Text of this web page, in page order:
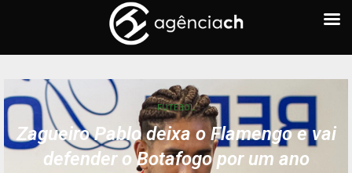
FUTEBOL
Zagueiro Pablo deixa o Flamengo e vai
defender o Botafogo por um ano